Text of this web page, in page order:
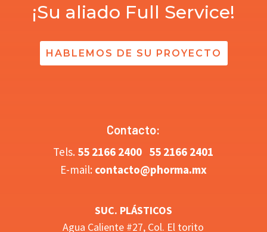
¡Su aliado Full Service!
HABLEMOS DE SU PROYECTO
Contacto:
Tels. 55 2166 2400 55 2166 2401
E-mail: contacto@phorma.mx
SUC. PLÁSTICOS
Agua Caliente #27, Col. El torito